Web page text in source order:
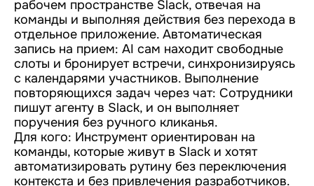
рабочем пространстве Slack, отвечая на
команды и выполняя действия без перехода в
отдельное приложение. Автоматическая
запись на прием: AI сам находит свободные
слоты и бронирует встречи, синхронизируясь
с календарями участников. Выполнение
повторяющихся задач через чат: Сотрудники
пишут агенту в Slack, и он выполняет
поручения без ручного кликанья.
Для кого: Инструмент ориентирован на
команды, которые живут в Slack и хотят
автоматизировать рутину без переключения
контекста и без привлечения разработчиков.